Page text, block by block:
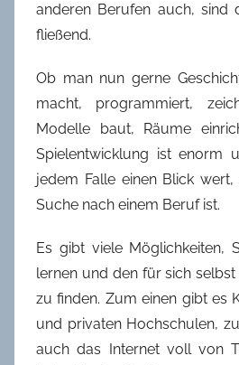
anderen Berufen auch, sind
fließend.
Ob man nun gerne
macht, programmiert,
Modelle baut, Räume
Spielentwicklung ist enorm
jedem Falle einen Blick
Suche nach einem Beruf ist.
Es gibt viele Möglichkeiten,
lernen und den für sich
zu finden. Zum einen gibt es
und privaten Hochschulen,
auch das Internet voll von